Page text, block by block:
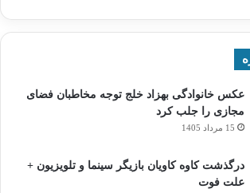
عکس خانوادگی بهزاد خلج توجه مخاطبان فضای
مجازی را جلب کرد
15 مرداد 1405
درگذشت کاوه کاویان بازیگر سینما و تلویزیون +
علت فوت